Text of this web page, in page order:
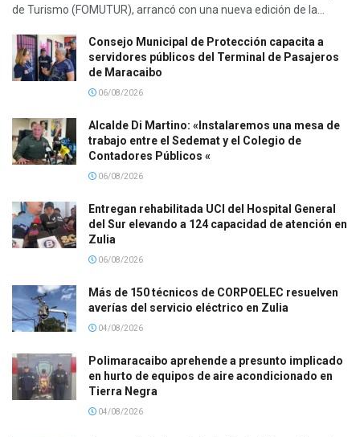
de Turismo (FOMUTUR), arrancó con una nueva edición de la...
Consejo Municipal de Protección capacita a
servidores públicos del Terminal de Pasajeros
de Maracaibo
06/08/2026
Alcalde Di Martino: «Instalaremos una mesa de
trabajo entre el Sedemat y el Colegio de
Contadores Públicos «
06/08/2026
Entregan rehabilitada UCI del Hospital General
del Sur elevando a 124 capacidad de atención en
Zulia
06/08/2026
Más de 150 técnicos de CORPOELEC resuelven
averías del servicio eléctrico en Zulia
04/08/2026
Polimaracaibo aprehende a presunto implicado
en hurto de equipos de aire acondicionado en
Tierra Negra
04/08/2026